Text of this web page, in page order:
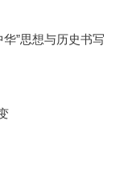
”思想与历史书写